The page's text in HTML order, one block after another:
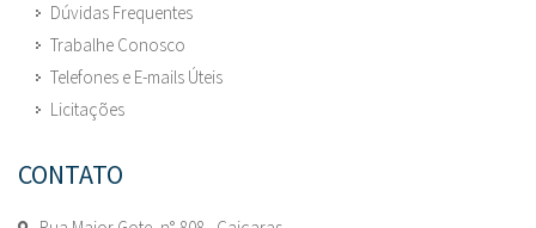
Dúvidas Frequentes
Trabalhe Conosco
Telefones e E-mails Úteis
Licitações
CONTATO